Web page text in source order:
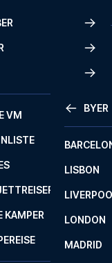
BYER
LISBON
LONDON
MADRID
VM
KAMPER